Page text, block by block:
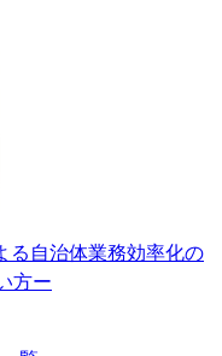
る自治体業務効率化の
方ー